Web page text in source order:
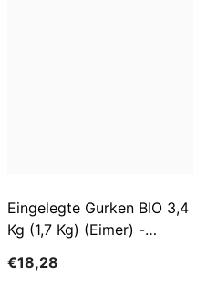
Eingelegte Gurken BIO 3,4
Kg (1,7 Kg) (Eimer) -
€18,28